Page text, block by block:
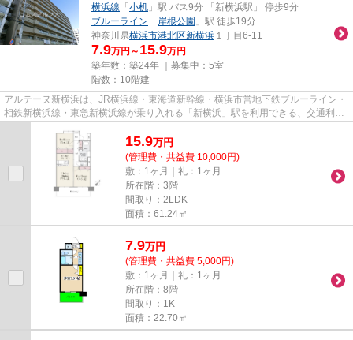
横浜線 「 小机 」駅 バス9分 「新横浜駅」 停歩9分
ブルーライン 「 岸根公園 」駅 徒歩19分
神奈川県横浜市港北区新横浜 １丁目6-11
7.9万円～ 15.9万円
築年数：築24年 ｜募集中： 5室
階数：10階建
アルテーヌ新横浜は、JR横浜線・東海道新幹線・横浜市営地下鉄ブルーライン・
相鉄新横浜線・東急新横浜線が乗り入れる「新横浜」駅を利用できる、交通利便
15.9万円
(管理費・共益費 10,000円)
敷：1ヶ月｜礼：1ヶ月
所在階：3階
間取り：2LDK
面積：61.24㎡
7.9万円
(管理費・共益費 5,000円)
敷：1ヶ月｜礼：1ヶ月
所在階：8階
間取り：1K
面積：22.70㎡